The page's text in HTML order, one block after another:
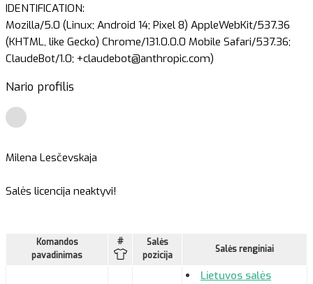
IDENTIFICATION:
Mozilla/5.0 (Linux; Android 14; Pixel 8) AppleWebKit/537.36
(KHTML, like Gecko) Chrome/131.0.0.0 Mobile Safari/537.36;
ClaudeBot/1.0; +claudebot@anthropic.com)
Nario profilis
Milena Lesčevskaja
Salės licencija neaktyvi!
Komandos
pavadinimas
#
Salės
pozicija
Salės renginiai
Lietuvos salės